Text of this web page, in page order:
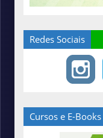
Redes Sociais
Cursos e E-Books